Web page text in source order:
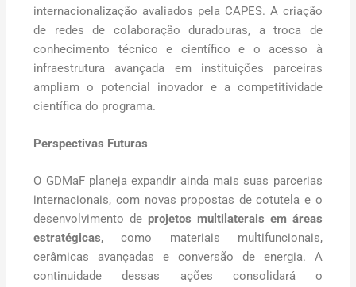
internacionalização avaliados pela CAPES. A criação
de redes de colaboração duradouras, a troca de
conhecimento técnico e científico e o acesso à
infraestrutura avançada em instituições parceiras
ampliam o potencial inovador e a competitividade
científica do programa.
Perspectivas Futuras
O GDMaF planeja expandir ainda mais suas parcerias
internacionais, com novas propostas de cotutela e o
desenvolvimento deprojetos multilaterais em áreas
estratégicas, como materiais multifuncionais,
cerâmicas avançadas e conversão de energia. A
continuidade dessas ações consolidará o